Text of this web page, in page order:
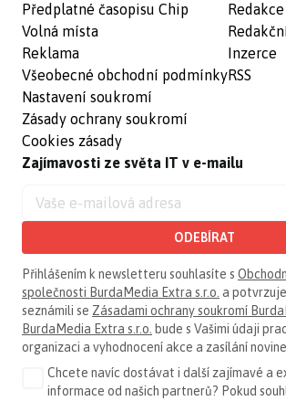
Předplatné časopisu Chip
Volná místa
Reklama
Všeobecné obchodní podmínky
Nastavení soukromí
Zásady ochrany soukromí
Cookies zásady
Inzerce
RSS
Zajímavosti ze světa IT v e-mailu
ODEBÍRAT
Přihlášením k newsletteru souhlasíte s
společnosti BurdaMedia Extra s.r.o. a
seznámili se Zásadami ochrany soukromí
BurdaMedia Extra s.r.o. bude s Vašimi údaji
organizaci a vyhodnocení akce a zasílání
Chcete navíc dostávat i další zajímavé a
informace od našich partnerů? Pokud